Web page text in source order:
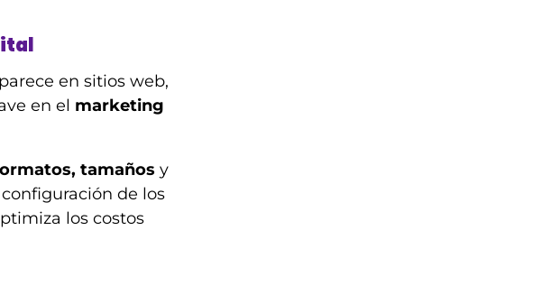
en sitios web,
en el marketing
tamaños y
de los
los costos